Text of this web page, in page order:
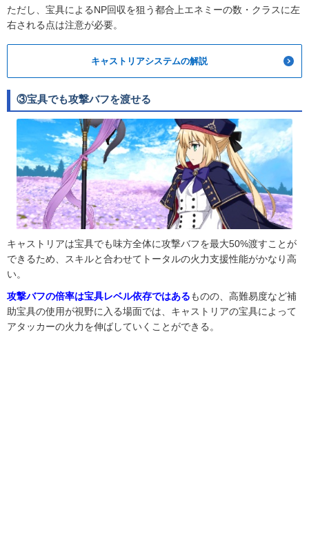
ただし、宝具によるNP回収を狙う都合上エネミーの数・クラスに左
右される点は注意が必要。
キャストリアシステムの解説
③宝具でも攻撃バフを渡せる
キャストリアは宝具でも味方全体に攻撃バフを最大50%渡すことが
できるため、スキルと合わせてトータルの火力支援性能がかなり高
い。
攻撃バフの倍率は宝具レベル依存ではあるものの、高難易度など補
助宝具の使用が視野に入る場面では、キャストリアの宝具によって
アタッカーの火力を伸ばしていくことができる。